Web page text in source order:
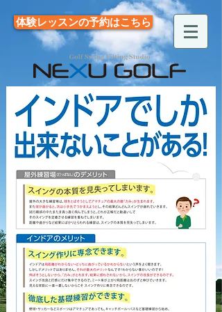
体験レッスンの予約はこちら